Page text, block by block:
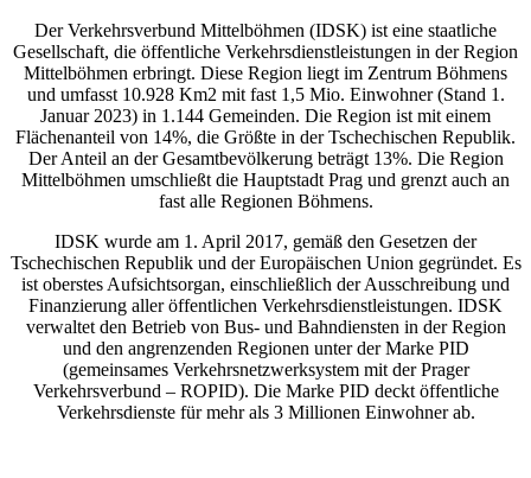
Der Verkehrsverbund Mittelböhmen (IDSK) ist eine staatliche
Gesellschaft, die öffentliche Verkehrsdienstleistungen in der Region
Mittelböhmen erbringt. Diese Region liegt im Zentrum Böhmens
und umfasst 10.928 Km2 mit fast 1,5 Mio. Einwohner (Stand 1.
Januar 2023) in 1.144 Gemeinden. Die Region ist mit einem
Flächenanteil von 14%, die Größte in der Tschechischen Republik.
Der Anteil an der Gesamtbevölkerung beträgt 13%. Die Region
Mittelböhmen umschließt die Hauptstadt Prag und grenzt auch an
fast alle Regionen Böhmens.
IDSK wurde am 1. April 2017, gemäß den Gesetzen der
Tschechischen Republik und der Europäischen Union gegründet. Es
ist oberstes Aufsichtsorgan, einschließlich der Ausschreibung und
Finanzierung aller öffentlichen Verkehrsdienstleistungen. IDSK
verwaltet den Betrieb von Bus- und Bahndiensten in der Region
und den angrenzenden Regionen unter der Marke PID
(gemeinsames Verkehrsnetzwerksystem mit der Prager
Verkehrsverbund – ROPID). Die Marke PID deckt öffentliche
Verkehrsdienste für mehr als 3 Millionen Einwohner ab.